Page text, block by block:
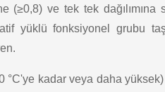
(≥0,8) ve tek tek
yüklü fonksiyonel grubu
°C'ye kadar veya daha